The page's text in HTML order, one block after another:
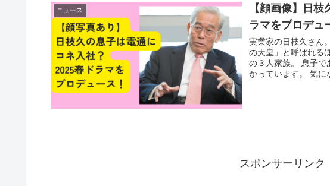
ニュース
【顔画像】日
ラマをプロデュ
実業家の日枝久さん
の天皇」と呼ばれる
の３人家族。 息子で
かっています。 気に
スポンサーリンク